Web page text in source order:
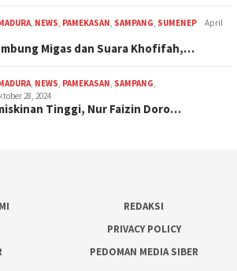
NEWS PAMEKASAN SAMPANG SUMENEP
April
Migas dan Suara Khofifah,…
NEWS PAMEKASAN SAMPANG
28, 2024
Tinggi, Nur Faizin Doro…
REDAKSI
PRIVACY POLICY
PEDOMAN MEDIA SIBER